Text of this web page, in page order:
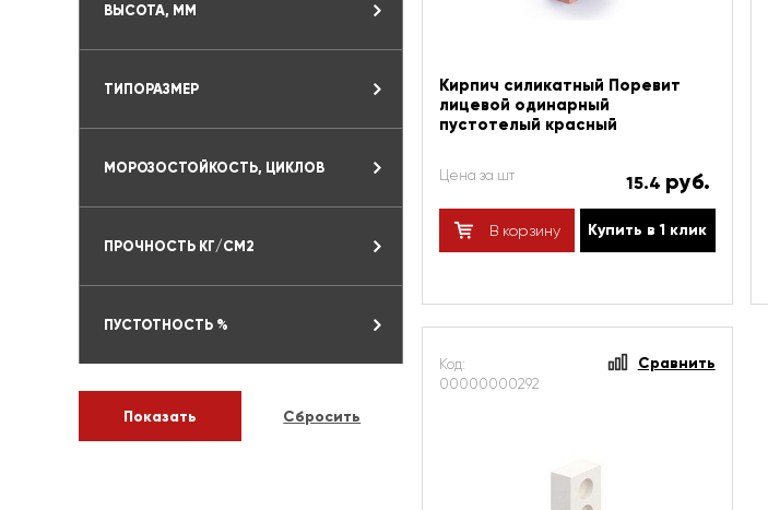
ВЫСОТА, ММ
ТИПОРАЗМЕР
МОРОЗОСТОЙКОСТЬ, ЦИКЛОВ
ПРОЧНОСТЬ КГ/СМ2
ПУСТОТНОСТЬ %
Кирпич силикатный Поревит
лицевой одинарный
пустотелый красный
Цена за шт 15.4 руб.
В корзину Купить в 1 клик
Код:
00000000292
Сравнить